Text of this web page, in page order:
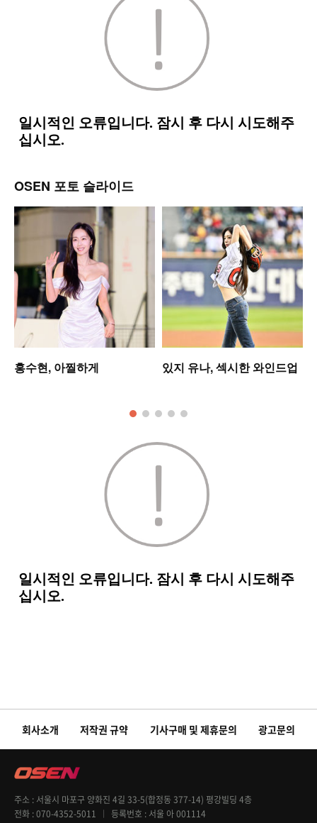
OSEN 포토 슬라이드
홍수현, 아찔하게 있지 유나, 섹시한 와인드업
회사소개 저작권 규약 기사구매 및 제휴문의 광고문의
주소
서울시 마포구 양화진 4길 33-5(합정동 377-14) 평강빌딩 4층
전화 070-4352-5011 등록번호
서울 아 001114